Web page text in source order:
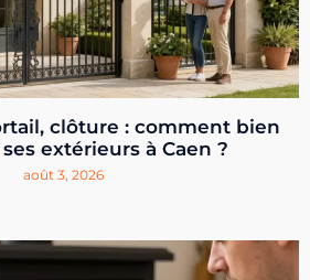
clôture : comment bien
extérieurs à Caen ?
août 3, 2026